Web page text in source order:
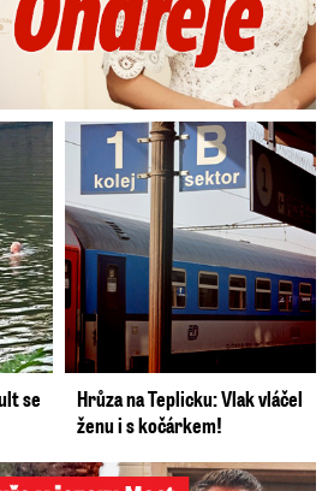
se
Hrůza na Teplicku: Vlak vláčel
ženu i s kočárkem!